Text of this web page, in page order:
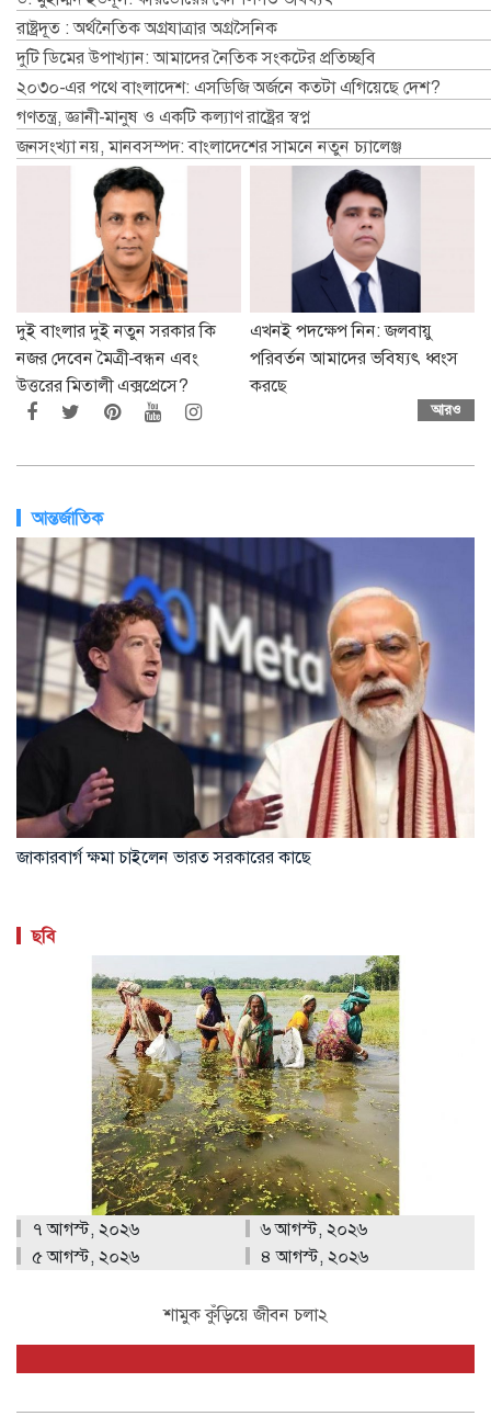
রাষ্ট্রদূত : অর্থনৈতিক অগ্রযাত্রার অগ্রসৈনিক
দুটি ডিমের উপাখ্যান: আমাদের নৈতিক সংকটের প্রতিচ্ছবি
২০৩০-এর পথে বাংলাদেশ: এসডিজি অর্জনে কতটা এগিয়েছে দেশ?
গণতন্ত্র, জ্ঞানী-মানুষ ও একটি কল্যাণ রাষ্ট্রের স্বপ্ন
জনসংখ্যা নয়, মানবসম্পদ: বাংলাদেশের সামনে নতুন চ্যালেঞ্জ
দুই বাংলার দুই নতুন সরকার কি
নজর দেবেন মৈত্রী-বন্ধন এবং
উত্তরের মিতালী এক্সপ্রেসে?
এখনই পদক্ষেপ নিন: জলবায়ু
পরিবর্তন আমাদের ভবিষ্যৎ ধ্বংস
করছে
আরও
আন্তর্জাতিক
জাকারবার্গ ক্ষমা চাইলেন ভারত সরকারের কাছে
ছবি
৭ আগস্ট, ২০২৬
৬ আগস্ট, ২০২৬
৫ আগস্ট, ২০২৬
৪ আগস্ট, ২০২৬
শামুক কুঁড়িয়ে জীবন চলা২